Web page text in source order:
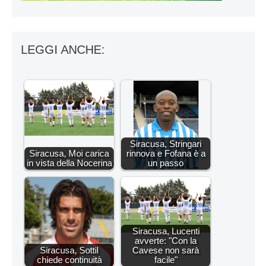
LEGGI ANCHE:
Siracusa, Moi carica
in vista della Nocerina
Siracusa, Stringari
rinnova e Fofana è a
un passo
Siracusa, Sottil
chiede continuità
Siracusa, Lucenti
avverte: "Con la
Cavese non sarà
facile"